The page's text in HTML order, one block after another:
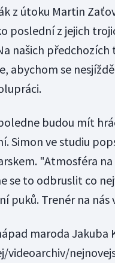
z útoku Martin
poslední z jejich
našich
abychom se
budou mít
Simon ve studiu
"Atmosféra
se to odbruslit co
puků. Trenér na
maroda Jakuba
videoarchiv/